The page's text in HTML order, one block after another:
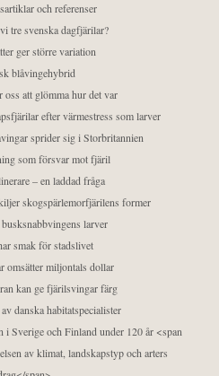
och referenser
tre svenska dagfjärilar?
ger större variation
blåvingehybrid
oss att glömma hur det var
efter värmestress som larver
sprider sig i Storbritannien
som försvar mot fjäril
– en laddad fråga
skogspärlemorfjärilens former
larver
smak för stadslivet
omsätter miljontals dollar
kan ge fjärilsvingar färg
danska habitatspecialister
Sverige och Finland under 120 år <span
av klimat, landskapstyp och arters